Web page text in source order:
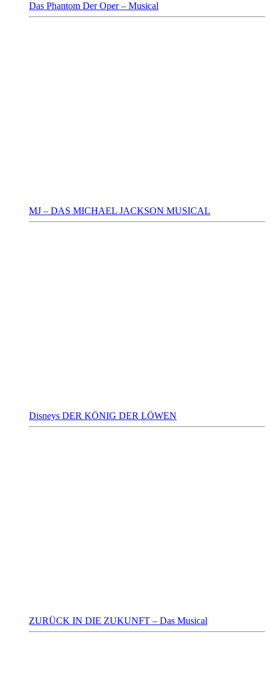
Das Phantom Der Oper – Musical
MJ – DAS MICHAEL JACKSON MUSICAL
Disneys DER KÖNIG DER LÖWEN
ZURÜCK IN DIE ZUKUNFT – Das Musical